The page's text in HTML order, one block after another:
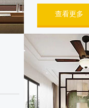
查看更多